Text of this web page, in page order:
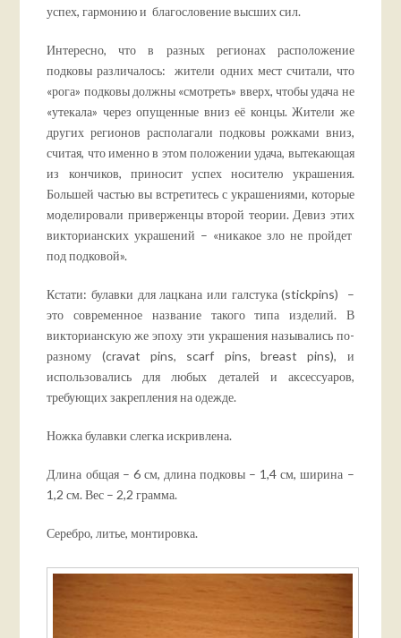
успех, гармонию и благословение высших сил.
Интересно, что в разных регионах расположение
подковы различалось: жители одних мест считали, что
«рога» подковы должны «смотреть» вверх, чтобы удача не
«утекала» через опущенные вниз её концы. Жители же
других регионов располагали подковы рожками вниз,
считая, что именно в этом положении удача, вытекающая
из кончиков, приносит успех носителю украшения.
Большей частью вы встретитесь с украшениями, которые
моделировали приверженцы второй теории. Девиз этих
викторианских украшений – «никакое зло не пройдет
под подковой».
Кстати: булавки для лацкана или галстука (stickpins) –
это современное название такого типа изделий. В
викторианскую же эпоху эти украшения назывались по-
разному (cravat pins, scarf pins, breast pins), и
использовались для любых деталей и аксессуаров,
требующих закрепления на одежде.
Ножка булавки слегка искривлена.
Длина общая – 6 см, длина подковы – 1,4 см, ширина –
1,2 см. Вес – 2,2 грамма.
Серебро, литье, монтировка.